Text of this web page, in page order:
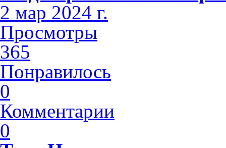
2 мар 2024 г.
Просмотры
365
Понравилось
0
Комментарии
0